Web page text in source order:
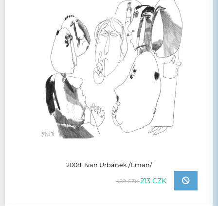
2008, Ivan Urbánek /Eman/
489 CZK213 CZK